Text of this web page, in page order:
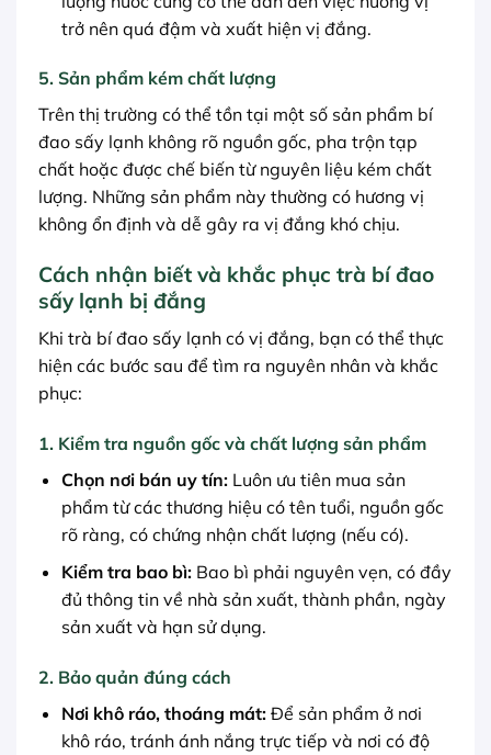
trở nên quá đậm và xuất hiện vị đắng.
5. Sản phẩm kém chất lượng
Trên thị trường có thể tồn tại một số sản phẩm bí
đao sấy lạnh không rõ nguồn gốc, pha trộn tạp
chất hoặc được chế biến từ nguyên liệu kém chất
lượng. Những sản phẩm này thường có hương vị
không ổn định và dễ gây ra vị đắng khó chịu.
Cách nhận biết và khắc phục trà bí đao
sấy lạnh bị đắng
Khi trà bí đao sấy lạnh có vị đắng, bạn có thể thực
hiện các bước sau để tìm ra nguyên nhân và khắc
phục:
1. Kiểm tra nguồn gốc và chất lượng sản phẩm
Chọn nơi bán uy tín:Luôn ưu tiên mua sản
phẩm từ các thương hiệu có tên tuổi, nguồn gốc
rõ ràng, có chứng nhận chất lượng (nếu có).
Kiểm tra bao bì:Bao bì phải nguyên vẹn, có đầy
đủ thông tin về nhà sản xuất, thành phần, ngày
sản xuất và hạn sử dụng.
2. Bảo quản đúng cách
Nơi khô ráo, thoáng mát:Để sản phẩm ở nơi
khô ráo, tránh ánh nắng trực tiếp và nơi có độ